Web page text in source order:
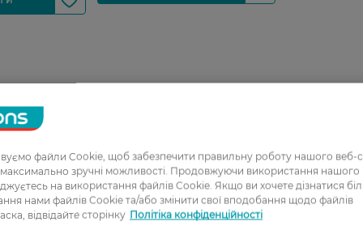
файли Cookie, щоб забезпечити правильну роботу нашого веб-
зручні можливості. Продовжуючи використання нашого
на використання файлів Cookie. Якщо ви хочете дізнатися
нами файлів Cookie та/або змінити свої вподобання щодо файлів
відвідайте сторінку Політіка конфіденційності